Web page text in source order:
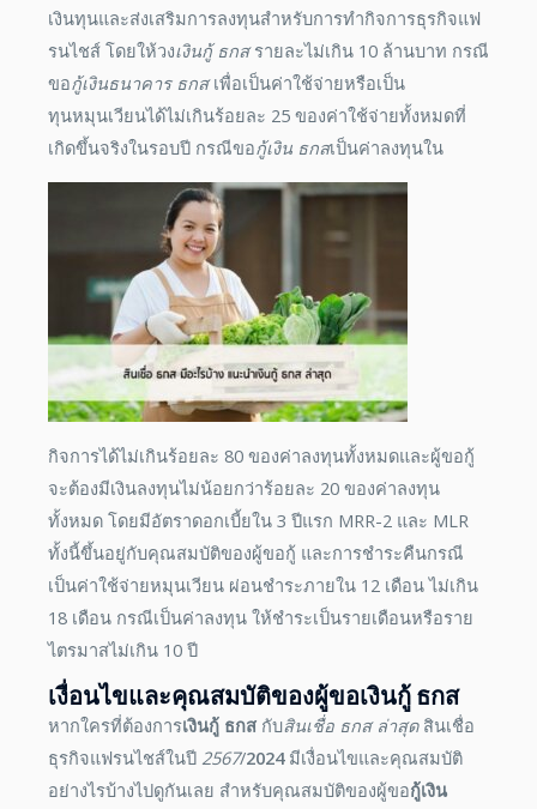
เงินทุนและส่งเสริมการลงทุนสำหรับการทำกิจการธุรกิจแฟ
รนไชส์ โดยให้วงเงินกู้ ธกสรายละไม่เกิน 10 ล้านบาท กรณี
ขอกู้เงินธนาคาร ธกสเพื่อเป็นค่าใช้จ่ายหรือเป็น
ทุนหมุนเวียนได้ไม่เกินร้อยละ 25 ของค่าใช้จ่ายทั้งหมดที่
เกิดขึ้นจริงในรอบปี กรณีขอกู้เงิน ธกสเป็นค่าลงทุนใน
กิจการได้ไม่เกินร้อยละ 80 ของค่าลงทุนทั้งหมดและผู้ขอกู้
จะต้องมีเงินลงทุนไม่น้อยกว่าร้อยละ 20 ของค่าลงทุน
ทั้งหมด โดยมีอัตราดอกเบี้ยใน 3 ปีแรก MRR-2 และ MLR
ทั้งนี้ขึ้นอยู่กับคุณสมบัติของผู้ขอกู้ และการชำระคืนกรณี
เป็นค่าใช้จ่ายหมุนเวียน ผ่อนชำระภายใน 12 เดือน ไม่เกิน
18 เดือน กรณีเป็นค่าลงทุน ให้ชำระเป็นรายเดือนหรือราย
ไตรมาสไม่เกิน 10 ปี
เงื่อนไขและคุณสมบัติของผู้ขอเงินกู้ ธกส
หากใครที่ต้องการเงินกู้ ธกส กับสินเชื่อ ธกส ล่าสุดสินเชื่อ
ธุรกิจแฟรนไชส์ในปี 2567/2024มีเงื่อนไขและคุณสมบัติ
อย่างไรบ้างไปดูกันเลย สำหรับคุณสมบัติของผู้ขอกู้เงิน